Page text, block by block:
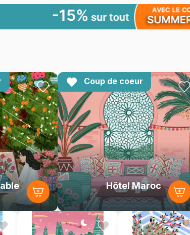
Coup de coeur
Hôtel Maroc